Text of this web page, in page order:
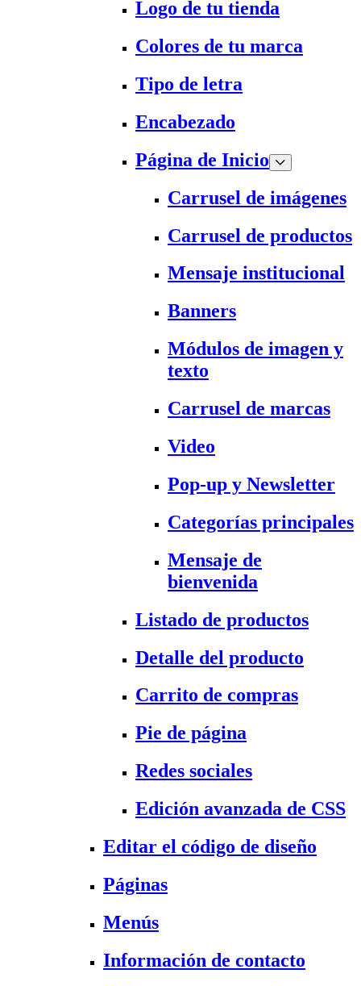
Logo de tu tienda
Colores de tu marca
Tipo de letra
Encabezado
Página de Inicio
Carrusel de imágenes
Carrusel de productos
Mensaje institucional
Banners
Módulos de imagen y
texto
Carrusel de marcas
Video
Pop-up y Newsletter
Categorías principales
Mensaje de
bienvenida
Listado de productos
Detalle del producto
Carrito de compras
Pie de página
Redes sociales
Edición avanzada de CSS
Editar el código de diseño
Páginas
Menús
Información de contacto